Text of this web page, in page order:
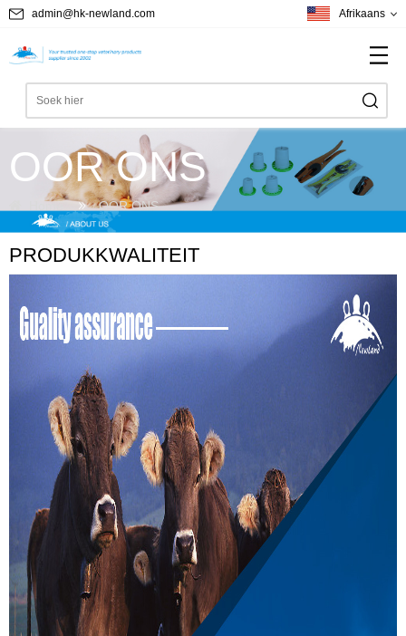
admin@hk-newland.com Afrikaans
OOR ONS
Home OOR ONS
PRODUKKWALITEIT